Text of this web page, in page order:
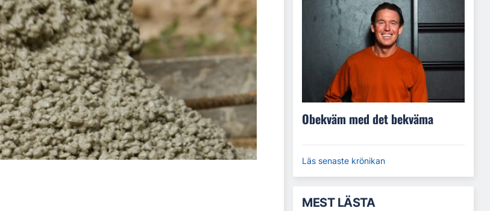
Obekväm med det bekväma
Läs senaste krönikan
MEST LÄSTA